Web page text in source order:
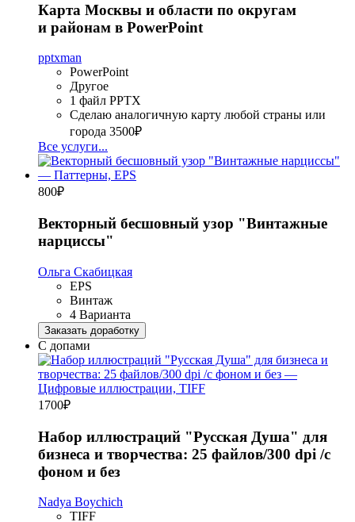
Карта Москвы и области по округам
и районам в PowerPoint
pptxman
PowerPoint
Другое
1 файл PPTX
Сделаю аналогичную карту любой страны или
города 3500₽
Все услуги...
800₽
Векторный бесшовный узор "Винтажные
нарциссы"
Ольга Скабицкая
EPS
Винтаж
4 Варианта
Заказать доработку
С допами
1700₽
Набор иллюстраций "Русская Душа" для
бизнеса и творчества: 25 файлов/300 dpi /с
фоном и без
Nadya Boychich
TIFF